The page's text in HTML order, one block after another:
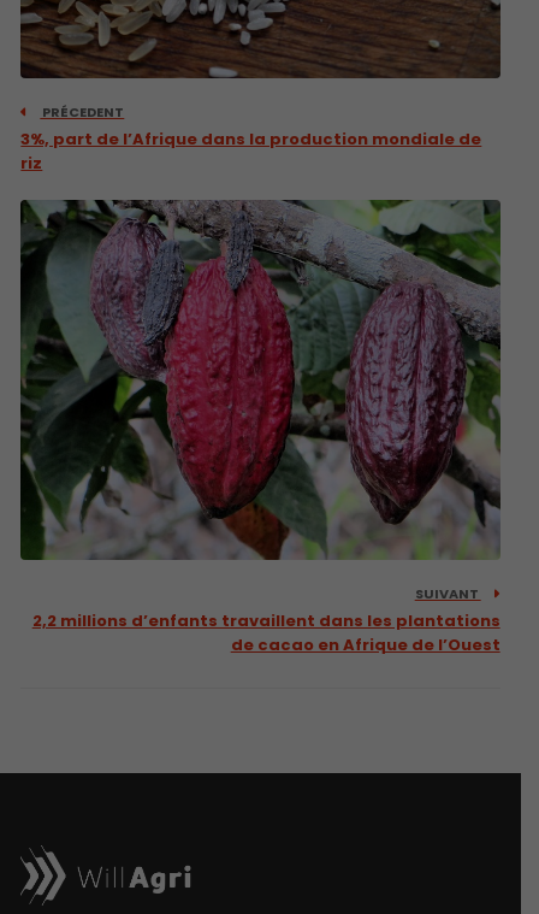
PRÉCEDENT
3%, part de l’Afrique dans la production mondiale de
riz
SUIVANT
2,2 millions d’enfants travaillent dans les plantations
de cacao en Afrique de l’Ouest